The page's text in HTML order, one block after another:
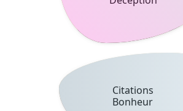
Citations
Bonheur